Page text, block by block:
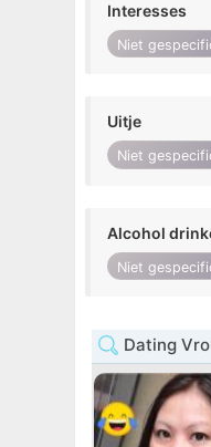
Interesses
Niet
Uitje
Niet
Alcohol
Niet
Dating